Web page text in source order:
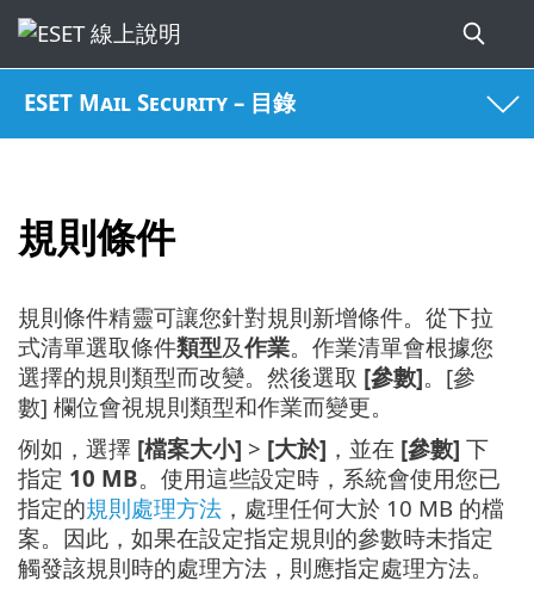
ESET Mail Security – 目錄
規則條件
規則條件精靈可讓您針對規則新增條件。從下拉
式清單選取條件類型及作業。作業清單會根據您
選擇的規則類型而改變。然後選取 [參數]。[參
數] 欄位會視規則類型和作業而變更。
例如，選擇 [檔案大小] > [大於] ，並在 [參數] 下
指定 10 MB。使用這些設定時，系統會使用您已
指定的規則處理方法 ，處理任何大於 10 MB 的檔
案。因此，如果在設定指定規則的參數時未指定
觸發該規則時的處理方法，則應指定處理方法。